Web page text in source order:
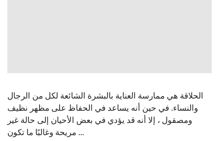
الحلاقة هي ممارسة العناية بالبشرة الشائعة لكل من الرجال
والنساء. في حين أنه يساعد في الحفاظ على مظهر نظيف
ومصقول ، إلا أنه قد يؤدي في بعض الأحيان إلى حالة غير
مريحة وغالبًا ما تكون ...